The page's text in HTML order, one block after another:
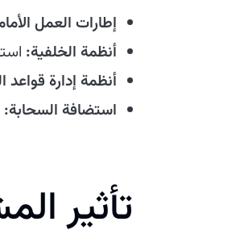
إطارات العمل
أنظمة الخلفية:
أنظمة إدارة قواعد
استضافة السحابة:
تأثير